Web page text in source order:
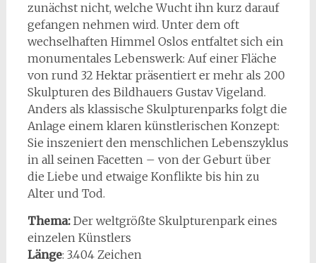
zunächst nicht, welche Wucht ihn kurz darauf
gefangen nehmen wird. Unter dem oft
wechselhaften Himmel Oslos entfaltet sich ein
monumentales Lebenswerk: Auf einer Fläche
von rund 32 Hektar präsentiert er mehr als 200
Skulpturen des Bildhauers Gustav Vigeland.
Anders als klassische Skulpturenparks folgt die
Anlage einem klaren künstlerischen Konzept:
Sie inszeniert den menschlichen Lebenszyklus
in all seinen Facetten – von der Geburt über
die Liebe und etwaige Konflikte bis hin zu
Alter und Tod.
Thema: Der weltgrößte Skulpturenpark eines
einzelen Künstlers
Länge: 3.404 Zeichen